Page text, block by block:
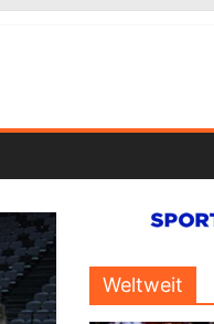
Weltweit